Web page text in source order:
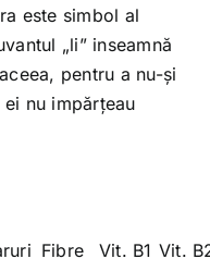
este simbol al
„li” inseamnă
pentru a nu-şi
nu impărţeau
Fibre Vit. B1 Vit.